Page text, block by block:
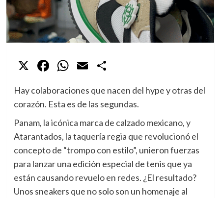
X Facebook
WhatsApp
Email
Hay colaboraciones que nacen del hype y otras del
corazón. Esta es de las segundas.
Panam, la icónica marca de calzado mexicano, y
Atarantados, la taquería regia que revolucionó el
concepto de “trompo con estilo”, unieron fuerzas
para lanzar una edición especial de tenis que ya
están causando revuelo en redes. ¿El resultado?
Unos sneakers que no solo son un homenaje al